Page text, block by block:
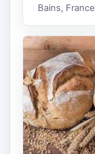
Bains, France